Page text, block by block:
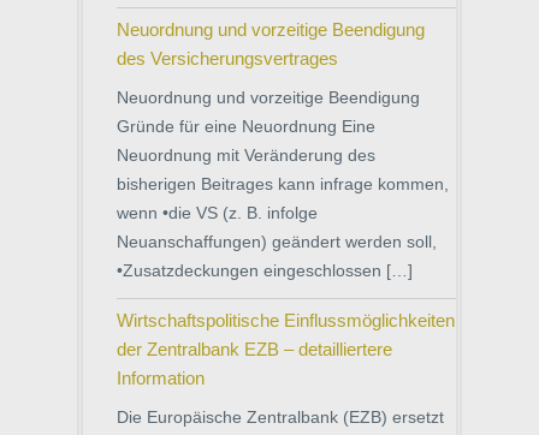
Neuordnung und vorzeitige Beendigung
des Versicherungsvertrages
Neuordnung und vorzeitige Beendigung
Gründe für eine Neuordnung Eine
Neuordnung mit Veränderung des
bisherigen Beitrages kann infrage kommen,
wenn •die VS (z. B. infolge
Neuanschaffungen) geändert werden soll,
•Zusatzdeckungen eingeschlossen […]
Wirtschaftspolitische Einflussmöglichkeiten
der Zentralbank EZB – detailliertere
Information
Die Europäische Zentralbank (EZB) ersetzt